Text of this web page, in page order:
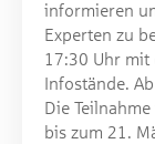
informieren
Experten zu
17:30 Uhr mit
Infostände.
Die
bis zum 21.